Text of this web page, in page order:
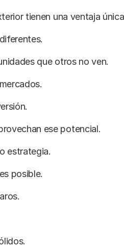
tienen una ventaja
que otros no ven.
ese potencial.
estrategia.
posible.